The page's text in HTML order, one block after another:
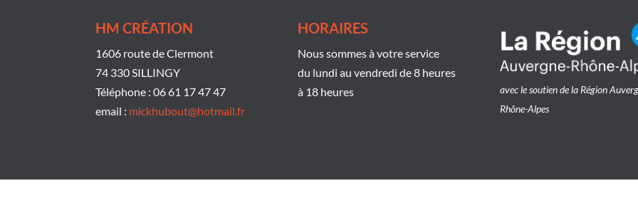
HM CRÉATION
1606 route de Clermont
74 330 SILLINGY
Téléphone : 06 61 17 47 47
email : mickhubout@hotmail.fr
HORAIRES
Nous sommes à votre service
du lundi au vendredi de 8 heures
à 18 heures
avec le soutien de la Région
Rhône-Alpes